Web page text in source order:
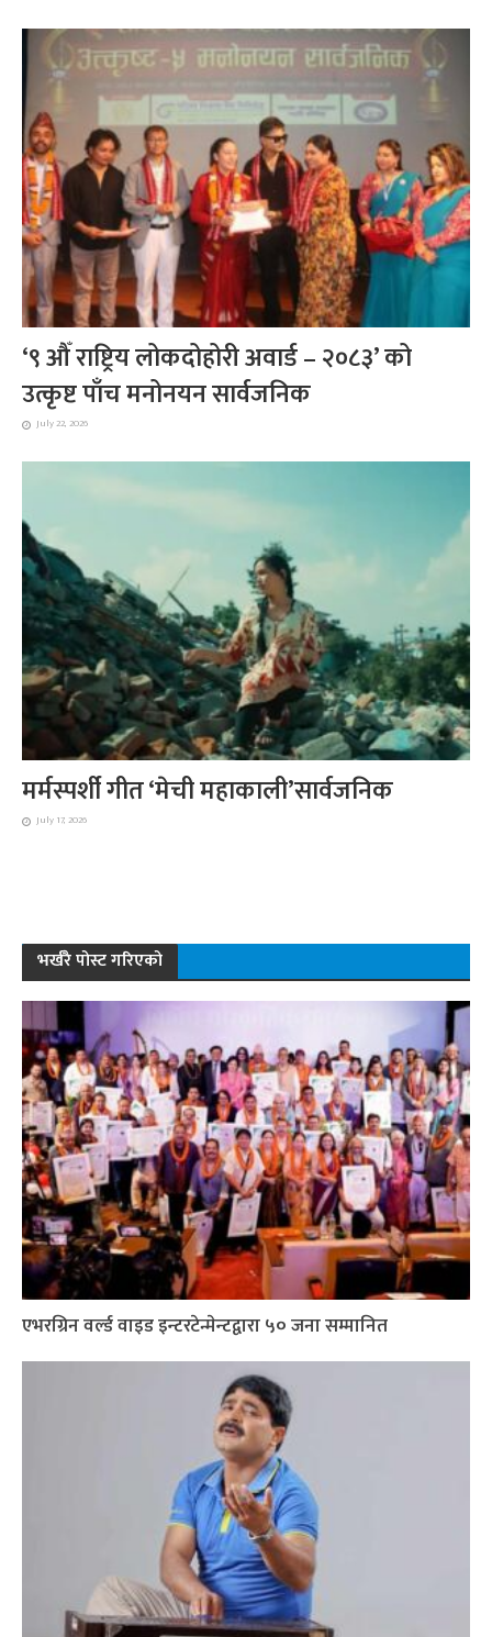
‘९ औँ राष्ट्रिय लोकदोहोरी अवार्ड – २०८३’ को
उत्कृष्ट पाँच मनोनयन सार्वजनिक
July 22, 2026
मर्मस्पर्शी गीत ‘मेची महाकाली’सार्वजनिक
July 17, 2026
भर्खरै पोस्ट गरिएको
एभरग्रिन वर्ल्ड वाइड इन्टरटेन्मेन्टद्वारा ५० जना सम्मानित